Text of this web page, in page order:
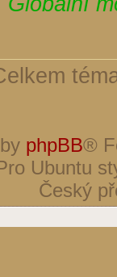
phpBB®
Ubuntu
Český